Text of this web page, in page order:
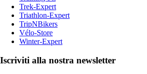
Trek-Expert
Triathlon-Expert
TripNBikers
Vélo-Store
Winter-Expert
Iscriviti alla nostra newsletter